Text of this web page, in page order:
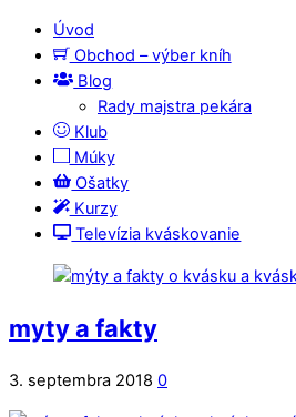
Úvod
Obchod – výber kníh
Blog
Rady majstra pekára
Klub
Múky
Ošatky
Kurzy
Televízia kváskovanie
myty a fakty
3. septembra 2018 0